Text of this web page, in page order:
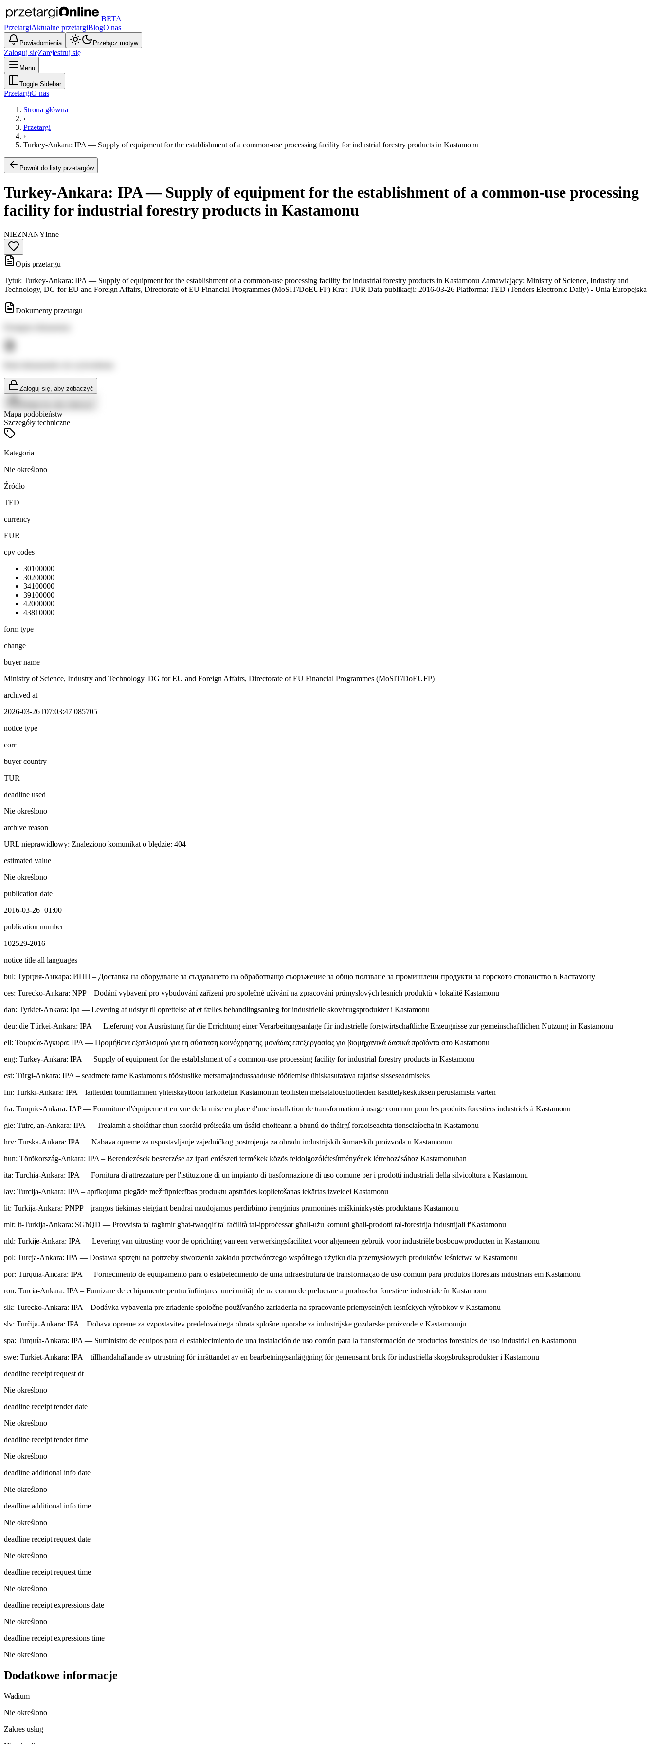
BETA
PrzetargiAktualne przetargiBlogO nas
Powiadomienia Przełącz motyw
Zaloguj sięZarejestruj się
Menu
Toggle Sidebar
PrzetargiO nas
Strona główna
›
Przetargi
›
Turkey-Ankara: IPA — Supply of equipment for the establishment of a common-use processing facility for industrial forestry products in Kastamonu
Powrót do listy przetargów
Turkey-Ankara: IPA — Supply of equipment for the establishment of a common-use processing
facility for industrial forestry products in Kastamonu
NIEZNANYInne
Opis przetargu
Tytuł: Turkey-Ankara: IPA — Supply of equipment for the establishment of a common-use processing facility for industrial forestry products in Kastamonu Zamawiający: Ministry of Science, Industry and
Technology, DG for EU and Foreign Affairs, Directorate of EU Financial Programmes (MoSIT/DoEUFP) Kraj: TUR Data publikacji: 2016-03-26 Platforma: TED (Tenders Electronic Daily) - Unia Europejska
Dokumenty przetargu
Zaloguj się, aby zobaczyć
Mapa podobieństw
Szczegóły techniczne
Kategoria
Nie określono
Źródło
TED
currency
EUR
cpv codes
30100000
30200000
34100000
39100000
42000000
43810000
form type
change
buyer name
Ministry of Science, Industry and Technology, DG for EU and Foreign Affairs, Directorate of EU Financial Programmes (MoSIT/DoEUFP)
archived at
2026-03-26T07:03:47.085705
notice type
corr
buyer country
TUR
deadline used
Nie określono
archive reason
URL nieprawidłowy: Znaleziono komunikat o błędzie: 404
estimated value
Nie określono
publication date
2016-03-26+01:00
publication number
102529-2016
notice title all languages
bul: Typция-Анкара: ИПП – Доставка на оборудване за създаването на обработващо съоръжение за общо ползване за промишлени продукти за горското стопанство в Кастамону
ces: Turecko-Ankara: NPP – Dodání vybavení pro vybudování zařízení pro společné užívání na zpracování průmyslových lesních produktů v lokalitě Kastamonu
dan: Tyrkiet-Ankara: Ipa — Levering af udstyr til oprettelse af et fælles behandlingsanlæg for industrielle skovbrugsprodukter i Kastamonu
deu: die Türkei-Ankara: IPA — Lieferung von Ausrüstung für die Errichtung einer Verarbeitungsanlage für industrielle forstwirtschaftliche Erzeugnisse zur gemeinschaftlichen Nutzung in Kastamonu
ell: Τουρκία-Άγκυρα: IPA — Προμήθεια εξοπλισμού για τη σύσταση κοινόχρηστης μονάδας επεξεργασίας για βιομηχανικά δασικά προϊόντα στο Kastamonu
eng: Turkey-Ankara: IPA — Supply of equipment for the establishment of a common-use processing facility for industrial forestry products in Kastamonu
est: Türgi-Ankara: IPA – seadmete tarne Kastamonus tööstuslike metsamajandussaaduste töötlemise ühiskasutatava rajatise sisseseadmiseks
fin: Turkki-Ankara: IPA – laitteiden toimittaminen yhteiskäyttöön tarkoitetun Kastamonun teollisten metsätaloustuotteiden käsittelykeskuksen perustamista varten
fra: Turquie-Ankara: IAP — Fourniture d'équipement en vue de la mise en place d'une installation de transformation à usage commun pour les produits forestiers industriels à Kastamonu
gle: Tuirc, an-Ankara: IPA — Trealamh a sholáthar chun saoráid próiseála um úsáid choiteann a bhunú do tháirgí foraoiseachta tionsclaíocha in Kastamonu
hrv: Turska-Ankara: IPA — Nabava opreme za uspostavljanje zajedničkog postrojenja za obradu industrijskih šumarskih proizvoda u Kastamonuu
hun: Törökország-Ankara: IPA – Berendezések beszerzése az ipari erdészeti termékek közös feldolgozólétesítményének létrehozásához Kastamonuban
ita: Turchia-Ankara: IPA — Fornitura di attrezzature per l'istituzione di un impianto di trasformazione di uso comune per i prodotti industriali della silvicoltura a Kastamonu
lav: Turcija-Ankara: IPA – aprīkojuma piegāde mežrūpniecības produktu apstrādes koplietošanas iekārtas izveidei Kastamonu
lit: Turkija-Ankara: PNPP – įrangos tiekimas steigiant bendrai naudojamus perdirbimo įrenginius pramoninės miškininkystės produktams Kastamonu
mlt: it-Turkija-Ankara: SGħQD — Provvista ta' tagħmir għat-twaqqif ta' faċilità tal-ipproċessar għall-użu komuni għall-prodotti tal-forestrija industrijali f'Kastamonu
nld: Turkije-Ankara: IPA — Levering van uitrusting voor de oprichting van een verwerkingsfaciliteit voor algemeen gebruik voor industriële bosbouwproducten in Kastamonu
pol: Turcja-Ankara: IPA — Dostawa sprzętu na potrzeby stworzenia zakładu przetwórczego wspólnego użytku dla przemysłowych produktów leśnictwa w Kastamonu
por: Turquia-Ancara: IPA — Fornecimento de equipamento para o estabelecimento de uma infraestrutura de transformação de uso comum para produtos florestais industriais em Kastamonu
ron: Turcia-Ankara: IPA – Furnizare de echipamente pentru înființarea unei unități de uz comun de prelucrare a produselor forestiere industriale în Kastamonu
slk: Turecko-Ankara: IPA – Dodávka vybavenia pre zriadenie spoločne používaného zariadenia na spracovanie priemyselných lesníckych výrobkov v Kastamonu
slv: Turčija-Ankara: IPA – Dobava opreme za vzpostavitev predelovalnega obrata splošne uporabe za industrijske gozdarske proizvode v Kastamonuju
spa: Turquía-Ankara: IPA — Suministro de equipos para el establecimiento de una instalación de uso común para la transformación de productos forestales de uso industrial en Kastamonu
swe: Turkiet-Ankara: IPA – tillhandahållande av utrustning för inrättandet av en bearbetningsanläggning för gemensamt bruk för industriella skogsbruksprodukter i Kastamonu
deadline receipt request dt
Nie określono
deadline receipt tender date
Nie określono
deadline receipt tender time
Nie określono
deadline additional info date
Nie określono
deadline additional info time
Nie określono
deadline receipt request date
Nie określono
deadline receipt request time
Nie określono
deadline receipt expressions date
Nie określono
deadline receipt expressions time
Nie określono
Dodatkowe informacje
Wadium
Nie określono
Zakres usług